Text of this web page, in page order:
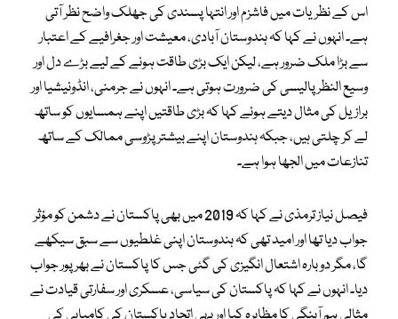
اس کے نظریات میں فاشزم اور انتہا پسندی کی جھلک واضح نظر آتی
ہے۔ انہوں نے کہا کہ ہندوستان آبادی، معیشت اور جغرافیے کے اعتبار
سے بڑا ملک ضرور ہے، لیکن ایک بڑی طاقت ہونے کے لیے بڑے دل اور
وسیع النظر پالیسی کی ضرورت ہوتی ہے۔ انہوں نے جرمنی، انڈونیشیا اور
برازیل کی مثال دیتے ہوئے کہا کہ بڑی طاقتیں اپنے ہمسایوں کو ساتھ
لے کر چلتی ہیں، جبکہ ہندوستان اپنے بیشتر پڑوسی ممالک کے ساتھ
تنازعات میں الجھا ہوا ہے۔
فیصل نیاز ترمذی نے کہا کہ 2019 میں بھی پاکستان نے دشمن کو مؤثر
جواب دیا تھا اور امید تھی کہ ہندوستان اپنی غلطیوں سے سبق سیکھے
گا، مگر دوبارہ اشتعال انگیزی کی گئی جس کا پاکستان نے بھرپور جواب
دیا۔ انہوں نے کہا کہ پاکستان کی سیاسی، عسکری اور سفارتی قیادت نے